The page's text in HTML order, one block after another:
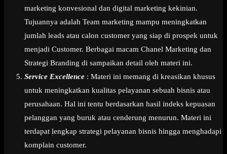
marketing konvesional dan digital marketing kekinian.
Tujuannya adalah Team marketing mampu meningkatkan
jumlah leads atau calon customer yang siap di prospek untuk
menjadi Customer. Berbagai macam Chanel Marketing dan
Strategi Branding di sampaikan detail oleh materi ini.
Service Excellence : Materi ini memang di kreasikan khusus
untuk meningkatkan kualitas pelayanan sebuah bisnis atau
perusahaan. Hal ini tentu berdasarkan hasil indeks kepuasan
pelanggan yang buruk atau cenderung menurun. Materi ini
terdapat lengkap strategi pelayanan bisnis hingga menghadapi
komplain customer.